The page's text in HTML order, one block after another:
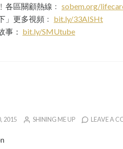
各區關顧熱線﹕ sobem.org/
」更多視頻﹕ bit.ly/33AISHt
事： bit.ly/SMUtube
2015 SHINING ME UP LEAVE A